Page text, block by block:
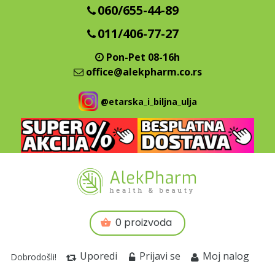
060/655-44-89
011/406-77-27
Pon-Pet 08-16h
office@alekpharm.co.rs
@etarska_i_biljna_ulja
0 proizvoda
Dobrodošli! Uporedi Prijavi se Moj nalog